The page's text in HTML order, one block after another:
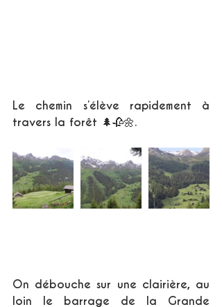
Le chemin s’élève rapidement à
travers la forêt 🌲🥀🌼.
On débouche sur une clairière, au
loin le barrage de la Grande